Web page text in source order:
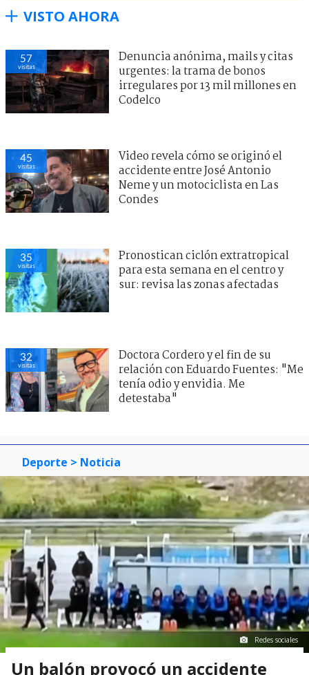
VISTO AHORA
57
visitas
Denuncia anónima, mails y citas
urgentes: la trama de bonos
irregulares por 13 mil millones en
Codelco
45
visitas
Video revela cómo se originó el
accidente entre José Antonio
Neme y un motociclista en Las
Condes
35
visitas
Pronostican ciclón extratropical
para esta semana en el centro y
sur: revisa las zonas afectadas
32
visitas
Doctora Cordero y el fin de su
relación con Eduardo Fuentes: "Me
tenía odio y envidia. Me
detestaba"
Deporte > Noticia
Redes sociales
Un balón provocó un accidente